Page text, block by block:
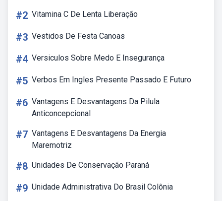
#2 Vitamina C De Lenta Liberação
#3 Vestidos De Festa Canoas
#4 Versiculos Sobre Medo E Insegurança
#5 Verbos Em Ingles Presente Passado E Futuro
#6 Vantagens E Desvantagens Da Pilula
Anticoncepcional
#7 Vantagens E Desvantagens Da Energia
Maremotriz
#8 Unidades De Conservação Paraná
#9 Unidade Administrativa Do Brasil Colônia